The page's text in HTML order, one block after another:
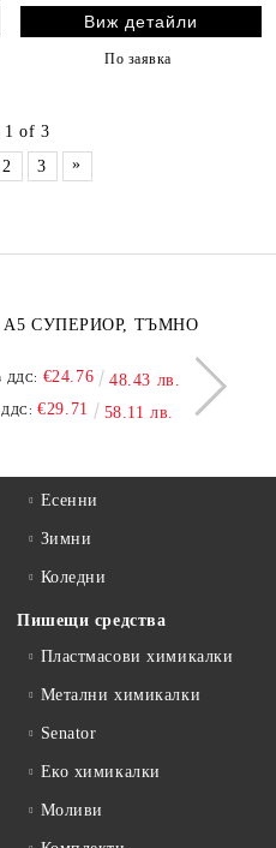
Виж детайли
По заявка
1 of 3
2 3 »
СУПЕРИОР, ТЪМНО
ДДС: €24.76 48.43 лв.
ДДС: €29.71 58.11 лв.
Есенни
Зимни
Коледни
Пишещи средства
Пластмасови химикалки
Метални химикалки
Senator
Еко химикалки
Моливи